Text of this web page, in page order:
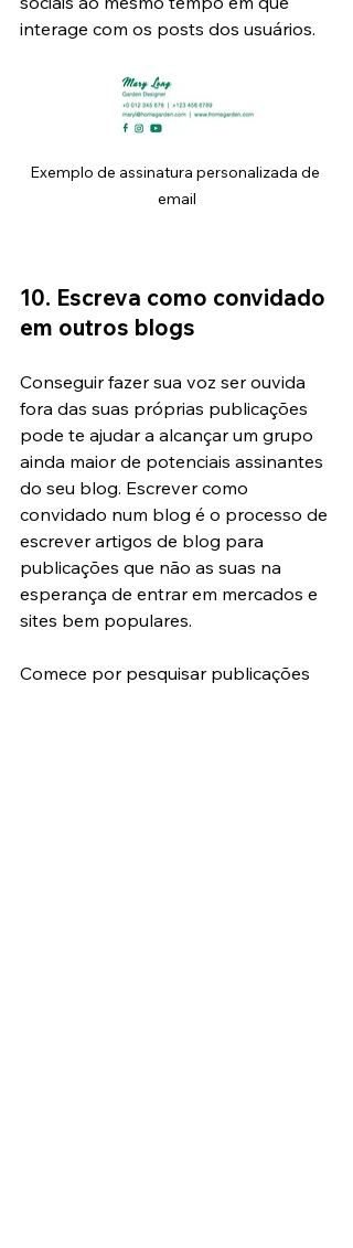
interage com os posts dos usuários.
Exemplo de assinatura personalizada de
email
10. Escreva como convidado
em outros blogs
Conseguir fazer sua voz ser ouvida
fora das suas próprias publicações
pode te ajudar a alcançar um grupo
ainda maior de potenciais assinantes
do seu blog. Escrever como
convidado num blog é o processo de
escrever artigos de blog para
publicações que não as suas na
esperança de entrar em mercados e
sites bem populares.
Comece por pesquisar publicações